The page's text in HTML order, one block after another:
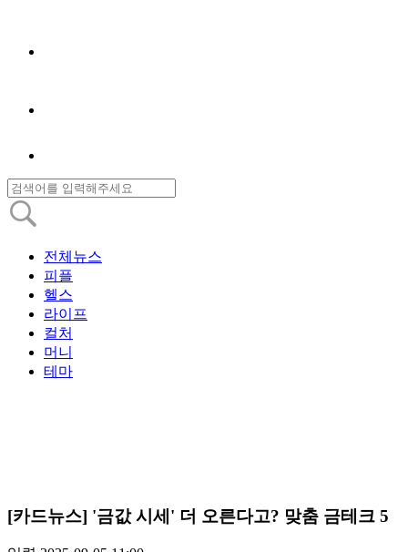
전체뉴스
피플
헬스
라이프
컬처
머니
테마
[카드뉴스] '금값 시세' 더 오른다고? 맞춤 금테크 5